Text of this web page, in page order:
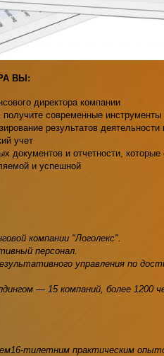
ВЫ:
директора компании
современные инструменты
результатов деятельности
учет
документов и отчетности,
и успешной
компании "Логолекс".
персонал.
управления по
— 15 компаний, более 1200
тилетним практическим